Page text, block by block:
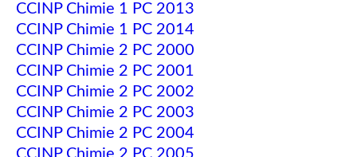
CCINP Chimie 1 PC 2013
CCINP Chimie 1 PC 2014
CCINP Chimie 2 PC 2000
CCINP Chimie 2 PC 2001
CCINP Chimie 2 PC 2002
CCINP Chimie 2 PC 2003
CCINP Chimie 2 PC 2004